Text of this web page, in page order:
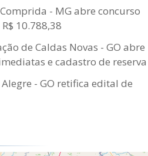
- MG abre concurso
10.788,38
de Caldas Novas - GO abre
e cadastro de reserva
- GO retifica edital de